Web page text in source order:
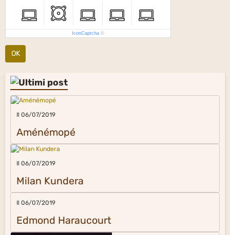
IconCaptcha ©
OK
Il 06/07/2019
Aménémopé
Il 06/07/2019
Milan Kundera
Il 06/07/2019
Edmond Haraucourt